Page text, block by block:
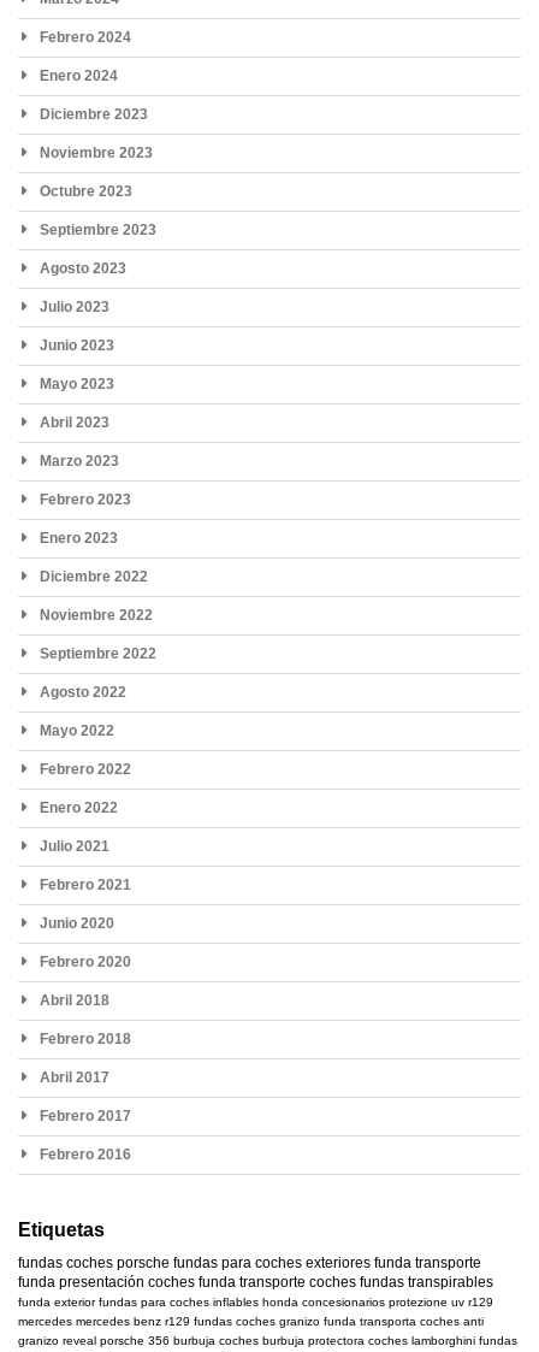
Febrero 2024
Enero 2024
Diciembre 2023
Noviembre 2023
Octubre 2023
Septiembre 2023
Agosto 2023
Julio 2023
Junio 2023
Mayo 2023
Abril 2023
Marzo 2023
Febrero 2023
Enero 2023
Diciembre 2022
Noviembre 2022
Septiembre 2022
Agosto 2022
Mayo 2022
Febrero 2022
Enero 2022
Julio 2021
Febrero 2021
Junio 2020
Febrero 2020
Abril 2018
Febrero 2018
Abril 2017
Febrero 2017
Febrero 2016
Etiquetas
fundas coches porsche fundas para coches exteriores funda transporte
funda presentación coches funda transporte coches fundas transpirables
funda exterior fundas para coches inflables honda concesionarios protezione uv r129
mercedes mercedes benz r129 fundas coches granizo funda transporta coches anti
granizo reveal porsche 356 burbuja coches burbuja protectora coches lamborghini fundas